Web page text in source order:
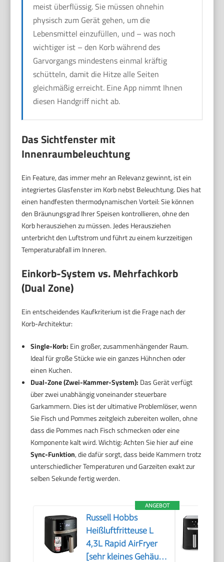
meist überflüssig. Sie müssen ohnehin
physisch zum Gerät gehen, um die
Lebensmittel einzufüllen, und – was noch
wichtiger ist – den Korb während des
Garvorgangs mindestens einmal kräftig
schütteln, damit die Hitze alle Seiten
gleichmäßig erreicht. Eine App nimmt Ihnen
diesen Handgriff nicht ab.
Das Sichtfenster mit
Innenraumbeleuchtung
Ein Feature, das immer mehr an Relevanz gewinnt, ist ein
integriertes Glasfenster im Korb nebst Beleuchtung. Dies hat
einen handfesten thermodynamischen Vorteil: Sie können
den Bräunungsgrad Ihrer Speisen kontrollieren, ohne den
Korb herausziehen zu müssen. Jedes Herausziehen
unterbricht den Luftstrom und führt zu einem kurzzeitigen
Temperaturabfall im Inneren.
Einkorb-System vs. Mehrfachkorb
(Dual Zone)
Ein entscheidendes Kaufkriterium ist die Frage nach der
Korb-Architektur:
Single-Korb: Ein großer, zusammenhängender Raum.
Ideal für große Stücke wie ein ganzes Hühnchen oder
einen Kuchen.
Dual-Zone (Zwei-Kammer-System): Das Gerät verfügt
über zwei unabhängig voneinander steuerbare
Garkammern. Dies ist der ultimative Problemlöser, wenn
Sie Fisch und Pommes zeitgleich zubereiten wollen, ohne
dass die Pommes nach Fisch schmecken oder eine
Komponente kalt wird. Wichtig: Achten Sie hier auf eine
Sync-Funktion, die dafür sorgt, dass beide Kammern trotz
unterschiedlicher Temperaturen und Garzeiten exakt zur
selben Sekunde fertig werden.
ANGEBOT
Russell Hobbs
Heißluftfritteuse L
4,3L Rapid AirFryer
[sehr kleines Gehäuse,